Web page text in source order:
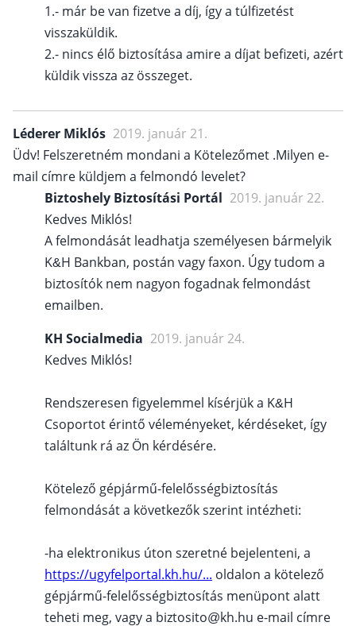
1.- már be van fizetve a díj, így a túlfizetést
visszaküldik.
2.- nincs élő biztosítása amire a díjat befizeti, azért
küldik vissza az összeget.
Léderer Miklós 2019. január 21.
Üdv! Felszeretném mondani a Kötelezőmet .Milyen e-
mail címre küldjem a felmondó levelet?
Biztoshely Biztosítási Portál 2019. január 22.
Kedves Miklós!
A felmondását leadhatja személyesen bármelyik
K&H Bankban, postán vagy faxon. Úgy tudom a
biztosítók nem nagyon fogadnak felmondást
emailben.
KH Socialmedia 2019. január 24.
Kedves Miklós!
Rendszeresen figyelemmel kísérjük a K&H
Csoportot érintő véleményeket, kérdéseket, így
találtunk rá az Ön kérdésére.
Kötelező gépjármű-felelősségbiztosítás
felmondását a következők szerint intézheti:
-ha elektronikus úton szeretné bejelenteni, a
https://ugyfelportal.kh.hu/... oldalon a kötelező
gépjármű-felelősségbiztosítás menüpont alatt
teheti meg, vagy a biztosito@kh.hu e-mail címre